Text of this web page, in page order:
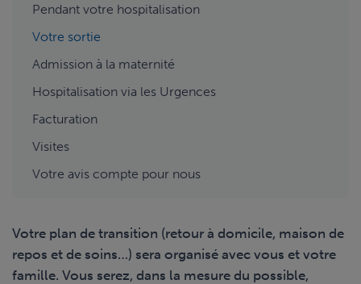
Pendant votre hospitalisation
Votre sortie
Admission à la maternité
Hospitalisation via les Urgences
Facturation
Visites
Votre avis compte pour nous
Votre plan de transition (retour à domicile, maison de
repos et de soins…) sera organisé avec vous et votre
famille. Vous serez, dans la mesure du possible,